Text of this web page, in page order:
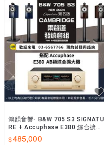
鴻韻音響- B&W 705 S3 SIGNATU
RE + Accuphase E380 綜合擴大
器 台灣公司貨
485,000